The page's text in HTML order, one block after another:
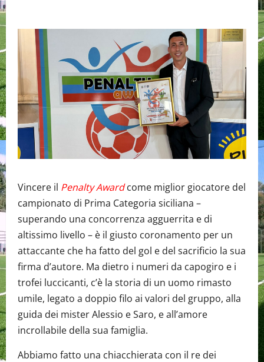
Vincere il Penalty Awardcome miglior giocatore del
campionato di Prima Categoria siciliana –
superando una concorrenza agguerrita e di
altissimo livello – è il giusto coronamento per un
attaccante che ha fatto del gol e del sacrificio la sua
firma d’autore. Ma dietro i numeri da capogiro e i
trofei luccicanti, c’è la storia di un uomo rimasto
umile, legato a doppio filo ai valori del gruppo, alla
guida dei mister Alessio e Saro, e all’amore
incrollabile della sua famiglia.
Abbiamo fatto una chiacchierata con il re dei